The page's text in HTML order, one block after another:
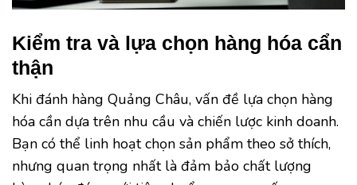
Kiểm tra và lựa chọn hàng hóa cẩn
thận
Khi đánh hàng Quảng Châu, vấn đề lựa chọn hàng
hóa cần dựa trên nhu cầu và chiến lược kinh doanh.
Bạn có thể linh hoạt chọn sản phẩm theo sở thích,
nhưng quan trọng nhất là đảm bảo chất lượng